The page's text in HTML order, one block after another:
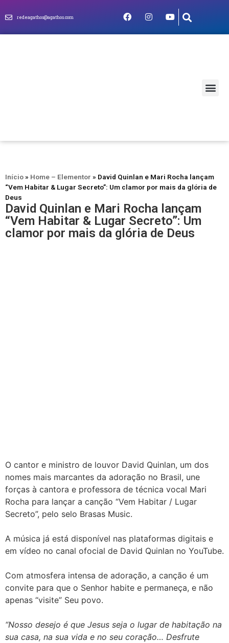
redeagathos@agathos.com
Início» Home – Elementor » David Quinlan e Mari Rocha lançam
“Vem Habitar & Lugar Secreto”: Um clamor por mais da glória de
Deus
David Quinlan e Mari Rocha lançam
“Vem Habitar & Lugar Secreto”: Um
clamor por mais da glória de Deus
O cantor e ministro de louvor David Quinlan, um dos
nomes mais marcantes da adoração no Brasil, une
forças à cantora e professora de técnica vocal Mari
Rocha para lançar a canção “Vem Habitar / Lugar
Secreto”, pelo selo Brasas Music.
A música já está disponível nas plataformas digitais e
em vídeo no canal ofocial de David Quinlan no YouTube.
Com atmosfera intensa de adoração, a canção é um
convite para que o Senhor habite e permaneça, e não
apenas “visite” Seu povo.
“Nosso desejo é que Jesus seja o lugar de habitação na
sua casa, na sua vida e no seu coração… Desfrute